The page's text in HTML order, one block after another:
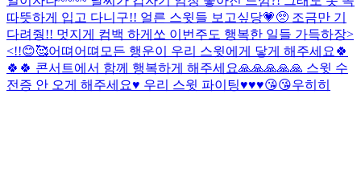
따뜻하게 입고 다니구!! 얼른 스윗들 보고싶당💗🥺 조금만 기
다려줭!! 멋지게 컴백 하게쏘 이번주도 행복한 일들 가득하장>
<!!😊🥰어뗘 어뗘 모든 행운이 우리 스윗에게 닿게 해주세요🍀
🍀🍀 콘서트에서 함께 행복하게 해주세요🙏🙏🙏🙏🙏 스윗 수
전증 안 오게 해주세요♥️ 우리 스윗 파이팅♥️♥️♥️😘😘우히히